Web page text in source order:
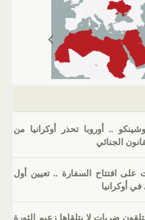
gr
a
m
s
A
p
.. أوروبا تحذر أوكرانيا من
الجنائي
على افتتاح السفارة .. تعيين أول
أوكرانيا
يتلقون ضربات لا يتلقاها زعيم الثورة